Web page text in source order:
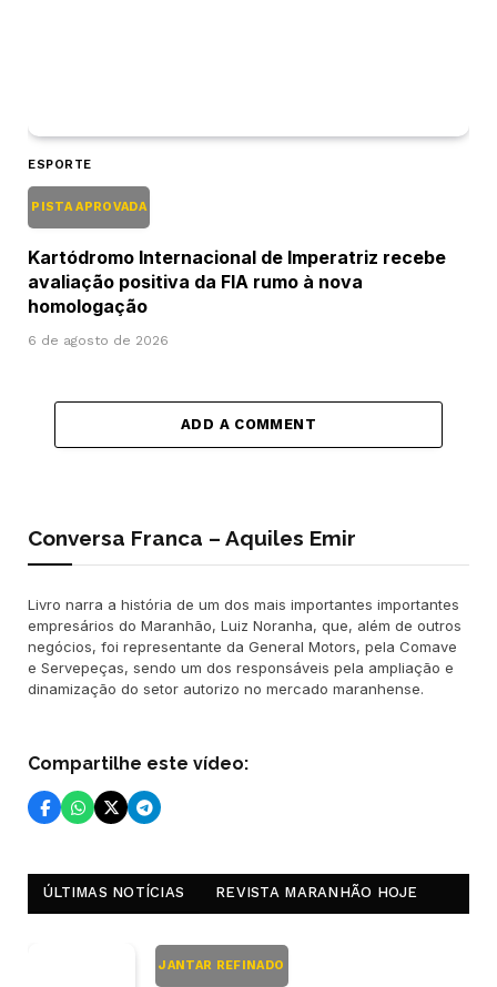
ESPORTE
PISTA APROVADA
Kartódromo Internacional de Imperatriz recebe
avaliação positiva da FIA rumo à nova
homologação
6 de agosto de 2026
ADD A COMMENT
Conversa Franca – Aquiles Emir
Livro narra a história de um dos mais importantes importantes
empresários do Maranhão, Luiz Noranha, que, além de outros
negócios, foi representante da General Motors, pela Comave
e Servepeças, sendo um dos responsáveis pela ampliação e
dinamização do setor autorizo no mercado maranhense.
Compartilhe este vídeo:
ÚLTIMAS NOTÍCIAS REVISTA MARANHÃO HOJE
JANTAR REFINADO